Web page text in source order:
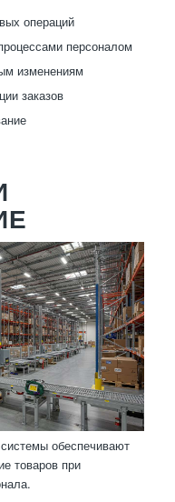
операций
персоналом
изменениям
заказов
обеспечивают
товаров при